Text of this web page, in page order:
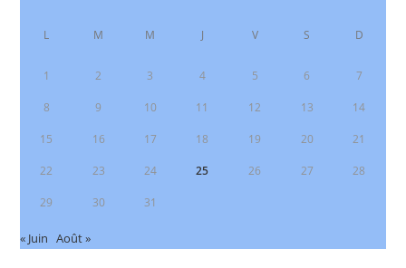
L M M J V S D
1 2 3 4 5 6 7
8 9 10 11 12 13 14
15 16 17 18 19 20 21
22 23 24 25 26 27 28
29 30 31
« Juin Août »